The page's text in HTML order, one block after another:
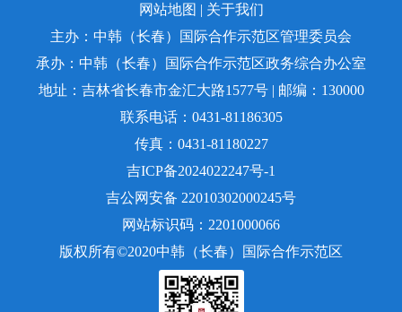
网站地图 | 关于我们
主办：中韩（长春）国际合作示范区管理委员会
承办：中韩（长春）国际合作示范区政务综合办公室
地址：吉林省长春市金汇大路1577号 | 邮编：130000
联系电话：0431-81186305
传真：0431-81180227
吉ICP备2024022247号-1
吉公网安备 22010302000245号
网站标识码：2201000066
版权所有©️2020中韩（长春）国际合作示范区